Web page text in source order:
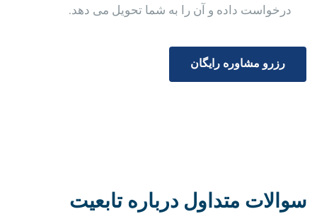
درخواست داده و آن را به شما تحویل می دهد.
رزرو مشاوره رایگان
سوالات متداول درباره تابعیت